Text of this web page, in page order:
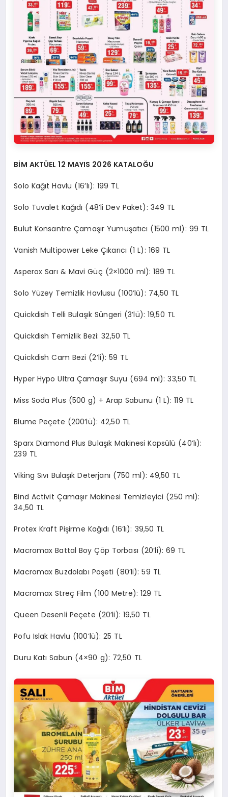
BİM AKTÜEL 12 MAYIS 2026 KATALOĞU
Solo Kağıt Havlu (16’lı): 199 TL
Solo Tuvalet Kağıdı (48’li Dev Paket): 349 TL
Bulut Konsantre Çamaşır Yumuşatıcı (1500 ml): 99 TL
Vanish Multipower Leke Çıkarıcı (1 L): 169 TL
Asperox Sarı & Mavi Güç (2×1000 ml): 189 TL
Solo Yüzey Temizlik Havlusu (100’lü): 74,50 TL
Quickdish Telli Bulaşık Süngeri (3’lü): 19,50 TL
Quickdish Temizlik Bezi: 32,50 TL
Quickdish Cam Bezi (2’li): 59 TL
Hyper Hypo Ultra Çamaşır Suyu (694 ml): 33,50 TL
Miss Soda Plus (500 g) + Arap Sabunu (1 L): 119 TL
Blume Peçete (200’lü): 42,50 TL
Sparx Diamond Plus Bulaşık Makinesi Kapsülü (40’lı):
239 TL
Viking Sıvı Bulaşık Deterjanı (750 ml): 49,50 TL
Bind Activit Çamaşır Makinesi Temizleyici (250 ml):
34,50 TL
Protex Kraft Pişirme Kağıdı (16’lı): 39,50 TL
Macromax Battal Boy Çöp Torbası (20’li): 69 TL
Macromax Buzdolabı Poşeti (80’li): 59 TL
Macromax Streç Film (100 Metre): 129 TL
Queen Desenli Peçete (20’li): 19,50 TL
Pofu Islak Havlu (100’lü): 25 TL
Duru Katı Sabun (4×90 g): 72,50 TL